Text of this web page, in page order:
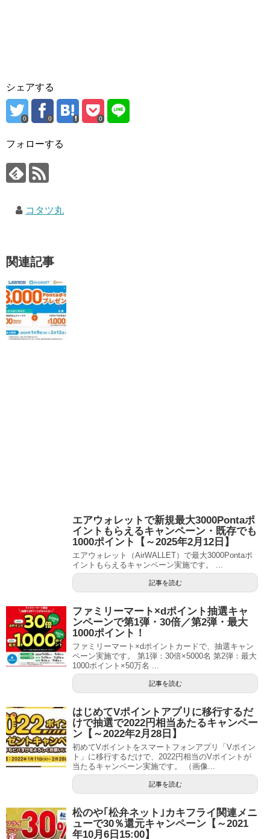
シェアする
0 0 0
フォローする
コタツ丸
関連記事
エアウォレットで新規最大3000Pontaポ
イントもらえるキャンペーン・既存でも
1000ポイント【～2025年2月12日】
エアウォレット（AirWALLET）で最大3000Pontaポ
イントもらえるキャンペーン実施です。 ...
記事を読む
ファミリーマート×dポイント抽選キャ
ンペーンで第1弾・30倍／第2弾・最大
1000ポイント！
ファミリーマート×dポイントカードで、抽選キャン
ペーン実施です。 第1弾：30倍×5000名 第2弾：最大
1000ポイント×50万名 ...
記事を読む
はじめてVポイントアプリに移行するだ
けで抽選で2022円相当あたるキャンペー
ン【～2022年2月28日】
初めてVポイントをスマートフォンアプリ「Vポイン
ト」に移行するだけで、2022円相当のVポイントが
当たるキャンペーン実施です。 （画像...
記事を読む
松のや｢松弁ネット｣カキフライ関連メニ
ューで30％還元キャンペーン【～2021
年10月6日15:00】